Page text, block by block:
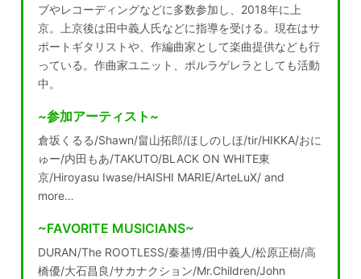
ブやレコーディングなどに多数参加し、2018年に上
京。上京後は田中義人氏などに指導を受ける。現在はサ
ポートギタリストや、作編曲家として楽曲提供なども行
っている。作曲家ユニット、ポルラゲレラとしても活動
中。
~参加アーティスト~
倉坂くるる/Shawn/畠山拓郎/ほしのしほ/tir/HIKKA/おに
ゅー/内田もあ/TAKUTO/BLACK ON WHITE東
京/Hiroyasu Iwase/HAISHI MARIE/ArteLuX/ and
more…
~FAVORITE MUSICIANS~
DURAN/The ROOTLESS/秦基博/田中義人/松原正樹/高
橋優/大石昌良/サカナクション/Mr.Children/John